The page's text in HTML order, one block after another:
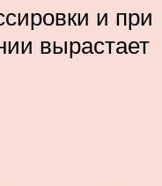
и при
вырастает